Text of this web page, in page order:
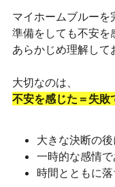
マイホームブルーを
準備をしても不安を
あらかじめ理解して
大切なのは、
不安を感じた＝失敗
大きな決断の
一時的な感情
時間とともに